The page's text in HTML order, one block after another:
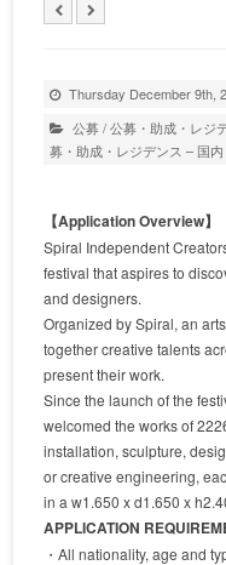
Thursday December 9th,
公募/公募・助成・レジ
募・助成・レジデンス – 国
【Application Overview】
Spiral Independent
festival that aspires to
and designers.
Organized by Spiral, an
together creative talents
present their work.
Since the launch of the
welcomed the works of
installation, sculpture,
or creative engineering,
in a w1.650 x d1.650 x
APPLICATION
・All nationality, age and